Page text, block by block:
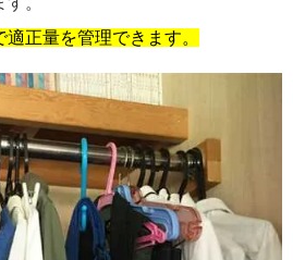
正量を管理できます。